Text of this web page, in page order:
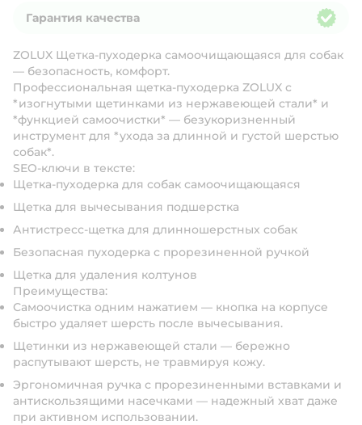
Гарантия качества
ZOLUX Щетка-пуходерка самоочищающаяся для собак
— безопасность, комфорт.
Профессиональная щетка-пуходерка ZOLUX с
*изогнутыми щетинками из нержавеющей стали* и
*функцией самоочистки* — безукоризненный
инструмент для *ухода за длинной и густой шерстью
собак*.
SEO-ключи в тексте:
Щетка-пуходерка для собак самоочищающаяся
Щетка для вычесывания подшерстка
Антистресс-щетка для длинношерстных собак
Безопасная пуходерка с прорезиненной ручкой
Щетка для удаления колтунов
Преимущества:
Самоочистка одним нажатием — кнопка на корпусе
быстро удаляет шерсть после вычесывания.
Щетинки из нержавеющей стали — бережно
распутывают шерсть, не травмируя кожу.
Эргономичная ручка с прорезиненными вставками и
антискользящими насечками — надежный хват даже
при активном использовании.